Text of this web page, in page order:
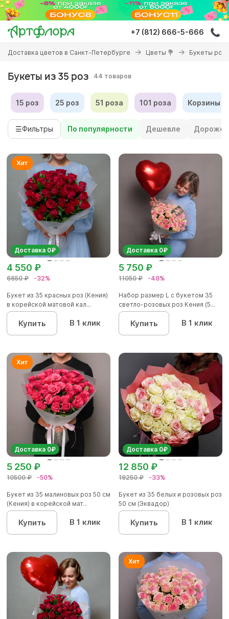
Перейти
основному
содержанию
+7 (812) 666-5-666
Вы
здесь
Доставка цветов в Санкт-Петербурге Цветы 💐 Букеты роз
Букеты из 35 роз 44 товаров
15 роз 25 роз 51 роза 101 роза Корзины
☰Фильтры По популярности Дешевле Дороже
Доставка 0₽
6650 ₽ -32%
4 550 ₽
Букет из 35 красных роз (Кения)
в корейской матовой кал...
Купить В 1 клик
Доставка 0₽
11050 ₽ -48%
5 750 ₽
Набор размер L с букетом 35
светло-розовых роз Кения (5...
Купить В 1 клик
Доставка 0₽
10500 ₽ -50%
5 250 ₽
Букет из 35 малиновых роз 50 см
(Кения) в корейской мат...
Купить В 1 клик
Доставка 0₽
19250 ₽ -33%
12 850 ₽
Букет из 35 белых и розовых роз
50 см (Эквадор)
Купить В 1 клик